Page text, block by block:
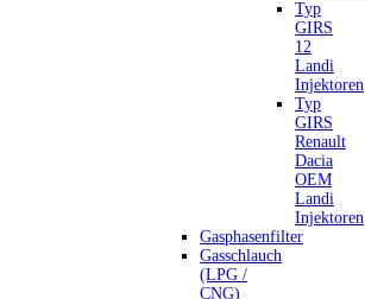
Typ
GIRS
12
Landi
Injektoren
Typ
GIRS
Renault
Dacia
OEM
Landi
Injektoren
Gasphasenfilter
Gasschlauch
(LPG /
CNG)